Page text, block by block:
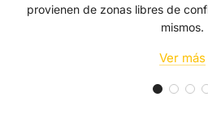
provienen de zonas libres de
mismos.
Ver más